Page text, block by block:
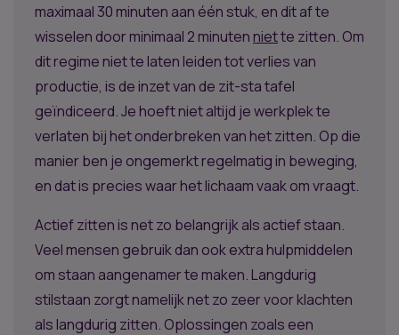
maximaal 30 minuten aan één stuk, en dit af te
wisselen door minimaal 2 minutenniette zitten. Om
dit regime niet te laten leiden tot verlies van
productie, is de inzet van de zit-sta tafel
geïndiceerd. Je hoeft niet altijd je werkplek te
verlaten bij het onderbreken van het zitten. Op die
manier ben je ongemerkt regelmatig in beweging,
en dat is precies waar het lichaam vaak om vraagt.
Actief zitten is net zo belangrijk als actief staan.
Veel mensen gebruik dan ook extra hulpmiddelen
om staan aangenamer te maken. Langdurig
stilstaan zorgt namelijk net zo zeer voor klachten
als langdurig zitten. Oplossingen zoals een